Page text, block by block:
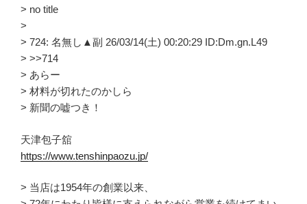
> no title
>
> 724: 名無し▲副 26/03/14(土) 00:20:29 ID:Dm.gn.L49
> >>714
> あらー
> 材料が切れたのかしら
> 新聞の嘘つき！
天津包子舘
https://www.tenshinpaozu.jp/
> 当店は1954年の創業以来、